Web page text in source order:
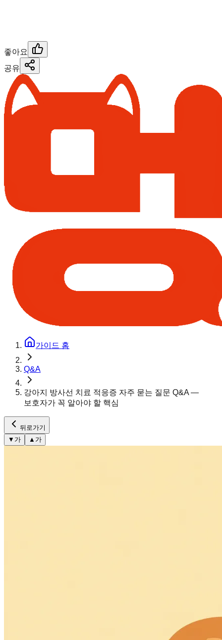
좋아요
공유
가이드 홈
Q&A
강아지 방사선 치료 적응증 자주 묻는 질문 Q&A —
보호자가 꼭 알아야 할 핵심
뒤로가기
▼ 가 ▲ 가